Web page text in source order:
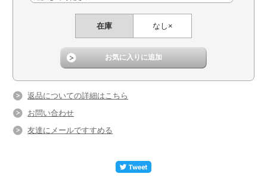
在庫 なし×
返品についての詳細はこちら
お問い合わせ
友達にメールですすめる